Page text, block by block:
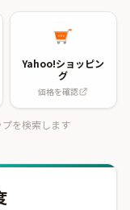
Yahoo!ショッピン
グ
価格を確認
プを検索します